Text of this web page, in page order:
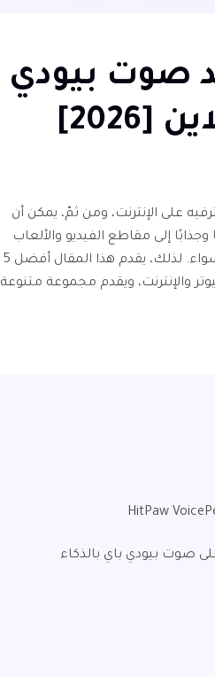
صوت بيودي
على الإنترنت، ومن ثمّ، يمكن أن
إلى مقاطع الفيديو والألعاب
والمزيد بالنسبة للمعجبين وصناع المحتوى على حد سواء. لذلك، يقدم هذا المقال أفضل 5
والإنترنت، ويقدم مجموعة متنوعة
صوت بيودي باي بالذكاء